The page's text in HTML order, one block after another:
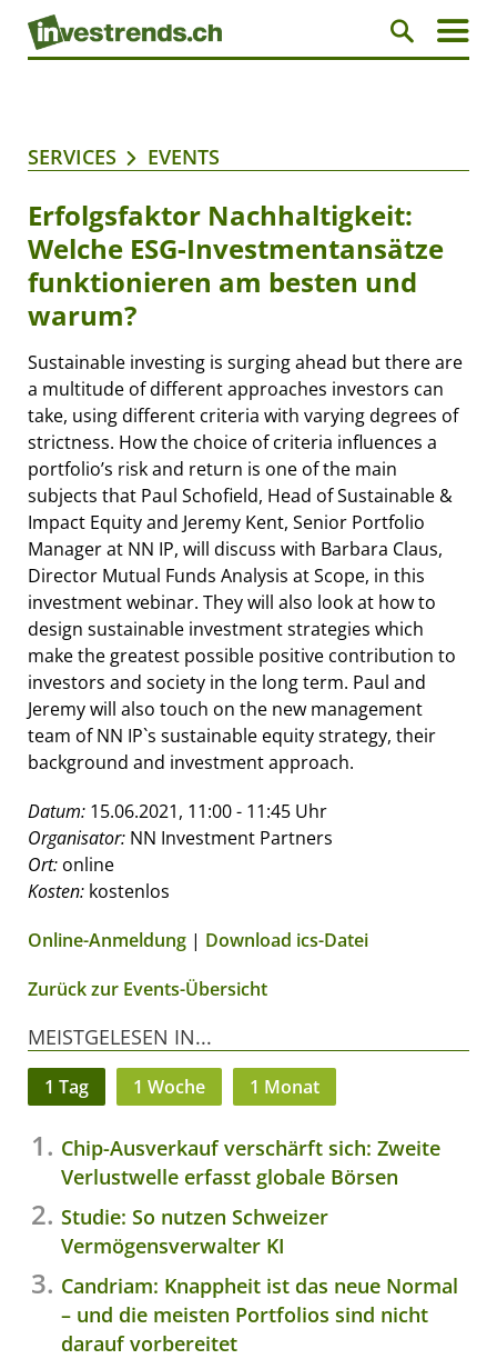
SERVICES EVENTS
Erfolgsfaktor Nachhaltigkeit:
Welche ESG-Investmentansätze
funktionieren am besten und
warum?
Sustainable investing is surging ahead but there are
a multitude of different approaches investors can
take, using different criteria with varying degrees of
strictness. How the choice of criteria influences a
portfolio’s risk and return is one of the main
subjects that Paul Schofield, Head of Sustainable &
Impact Equity and Jeremy Kent, Senior Portfolio
Manager at NN IP, will discuss with Barbara Claus,
Director Mutual Funds Analysis at Scope, in this
investment webinar. They will also look at how to
design sustainable investment strategies which
make the greatest possible positive contribution to
investors and society in the long term. Paul and
Jeremy will also touch on the new management
team of NN IP`s sustainable equity strategy, their
background and investment approach.
Datum: 15.06.2021, 11:00 - 11:45 Uhr
Organisator: NN Investment Partners
Ort: online
Kosten: kostenlos
Online-Anmeldung | Download ics-Datei
Zurück zur Events-Übersicht
MEISTGELESEN IN...
1 Tag 1 Woche 1 Monat
Chip-Ausverkauf verschärft sich: Zweite
Verlustwelle erfasst globale Börsen
Studie: So nutzen Schweizer
Vermögensverwalter KI
Candriam: Knappheit ist das neue Normal
– und die meisten Portfolios sind nicht
darauf vorbereitet